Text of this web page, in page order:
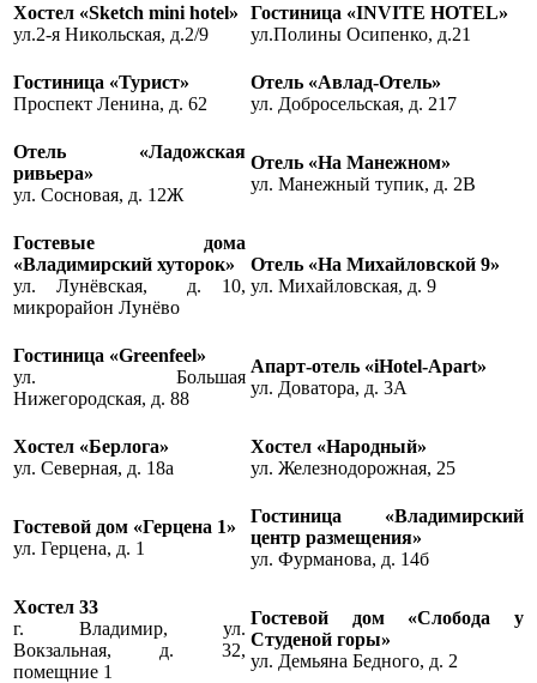
Хостел «Sketch mini hotel»
ул.2-я Никольская, д.2/9
Гостиница «INVITE HOTEL»
ул.Полины Осипенко, д.21
Гостиница «Турист»
Проспект Ленина, д. 62
Отель «Авлад-Отель»
ул. Добросельская, д. 217
Отель «Ладожская
ривьера»
ул. Сосновая, д. 12Ж
Отель «На Манежном»
ул. Манежный тупик, д. 2В
Гостевые дома
«Владимирский хуторок»
ул. Лунёвская, д. 10,
микрорайон Лунёво
Отель «На Михайловской 9»
ул. Михайловская, д. 9
Гостиница «Greenfeel»
ул. Большая
Нижегородская, д. 88
Апарт-отель «iHotel-Apart»
ул. Доватора, д. 3А
Хостел «Берлога»
ул. Северная, д. 18а
Хостел «Народный»
ул. Железнодорожная, 25
Гостевой дом «Герцена 1»
ул. Герцена, д. 1
Гостиница
«Владимирский
центр размещения»
ул. Фурманова, д. 14б
Хостел 33
г. Владимир, ул.
Вокзальная, д. 32,
помещние 1
Гостевой дом «Слобода у
Студеной горы»
ул. Демьяна Бедного, д. 2